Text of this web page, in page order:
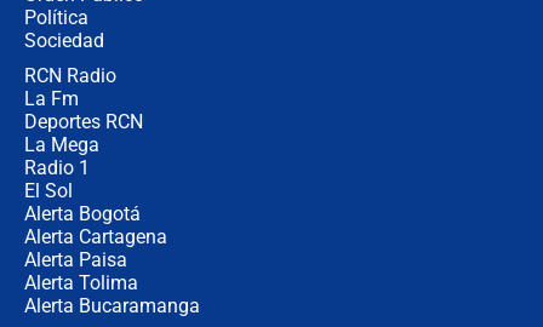
Política
Sociedad
RCN Radio
La Fm
Deportes RCN
La Mega
Radio 1
El Sol
Alerta Bogotá
Alerta Cartagena
Alerta Paisa
Alerta Tolima
Alerta Bucaramanga